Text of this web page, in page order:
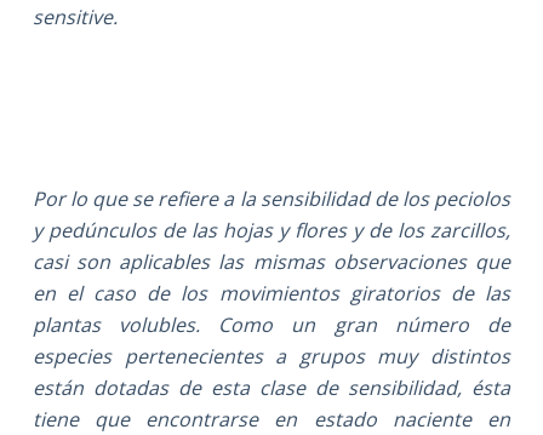
sensitive.
Por lo que se refiere a la sensibilidad de los peciolos
y pedúnculos de las hojas y flores y de los zarcillos,
casi son aplicables las mismas observaciones que
en el caso de los movimientos giratorios de las
plantas volubles. Como un gran número de
especies pertenecientes a grupos muy distintos
están dotadas de esta clase de sensibilidad, ésta
tiene que encontrarse en estado naciente en